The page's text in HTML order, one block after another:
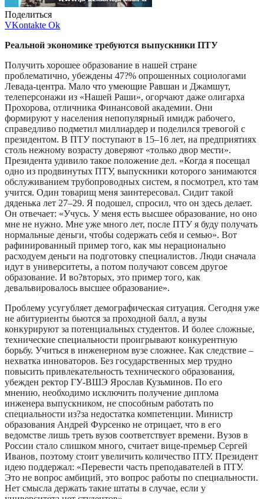
Поделиться
VKontakte Ok
Реальной экономике требуются выпускники ПТУ
Получить хорошее образование в нашей стране
проблематично, убеждены 47?% опрошенных социологами
Левада-центра. Мало что умеющие Равшан и Джамшут,
телеперсонажи из «Нашей Раши», огорчают даже олигарха
Прохорова, отличника Финансовой академии. Они
формируют у населения непопулярный имидж рабочего,
справедливо подметил миллиардер и поделился тревогой с
президентом. В ПТУ поступают в 15–16 лет, на предприятиях
столь нежному возрасту доверяют «только двор мести».
Президента удивило такое положение дел. «Когда я посещал
одно из продвинутых ПТУ, выпускники которого занимаются
обслуживанием трубопроводных систем, я посмотрел, кто там
учится. Один товарищ меня заинтересовал. Сидит такой
дяденька лет 27–29. Я подошел, спросил, что он здесь делает.
Он отвечает: «Учусь. У меня есть высшее образование, но оно
мне не нужно. Мне уже много лет, после ПТУ я буду получать
нормальные деньги, чтобы содержать себя и семью». Вот
рафинированный пример того, как мы нерационально
расходуем деньги на подготовку специалистов. Люди сначала
идут в университеты, а потом получают совсем другое
образование. И во?вторых, это пример того, как
девальвировалось высшее образование».
Проблему усугубляет демографическая ситуация. Сегодня уже
не абитуриенты бьются за проходной балл, а вузы
конкурируют за потенциальных студентов. И более сложные,
технические специальности проигрывают конкурентную
борьбу. Учиться в инженерном вузе сложнее. Как следствие –
нехватка инноваторов. Без государственных мер трудно
повысить привлекательность технического образования,
убежден ректор ГУ-ВШЭ Ярослав Кузьминов. По его
мнению, необходимо исключить получение диплома
инженера выпускником, не способным работать по
специальности из?за недостатка компетенции. Министр
образования Андрей Фурсенко не отрицает, что в его
ведомстве лишь треть вузов соответствует времени. Вузов в
России стало слишком много, считает вице-премьер Сергей
Иванов, поэтому стоит увеличить количество ПТУ. Президент
идею поддержал: «Перевести часть преподавателей в ПТУ.
Это не вопрос амбиций, это вопрос работы по специальности.
Нет смысла держать такие штаты в случае, если у